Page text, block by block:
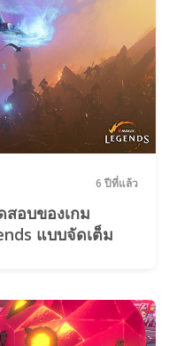
6 ปีที่แล้ว
อบของเกม
แบบจัดเต็ม